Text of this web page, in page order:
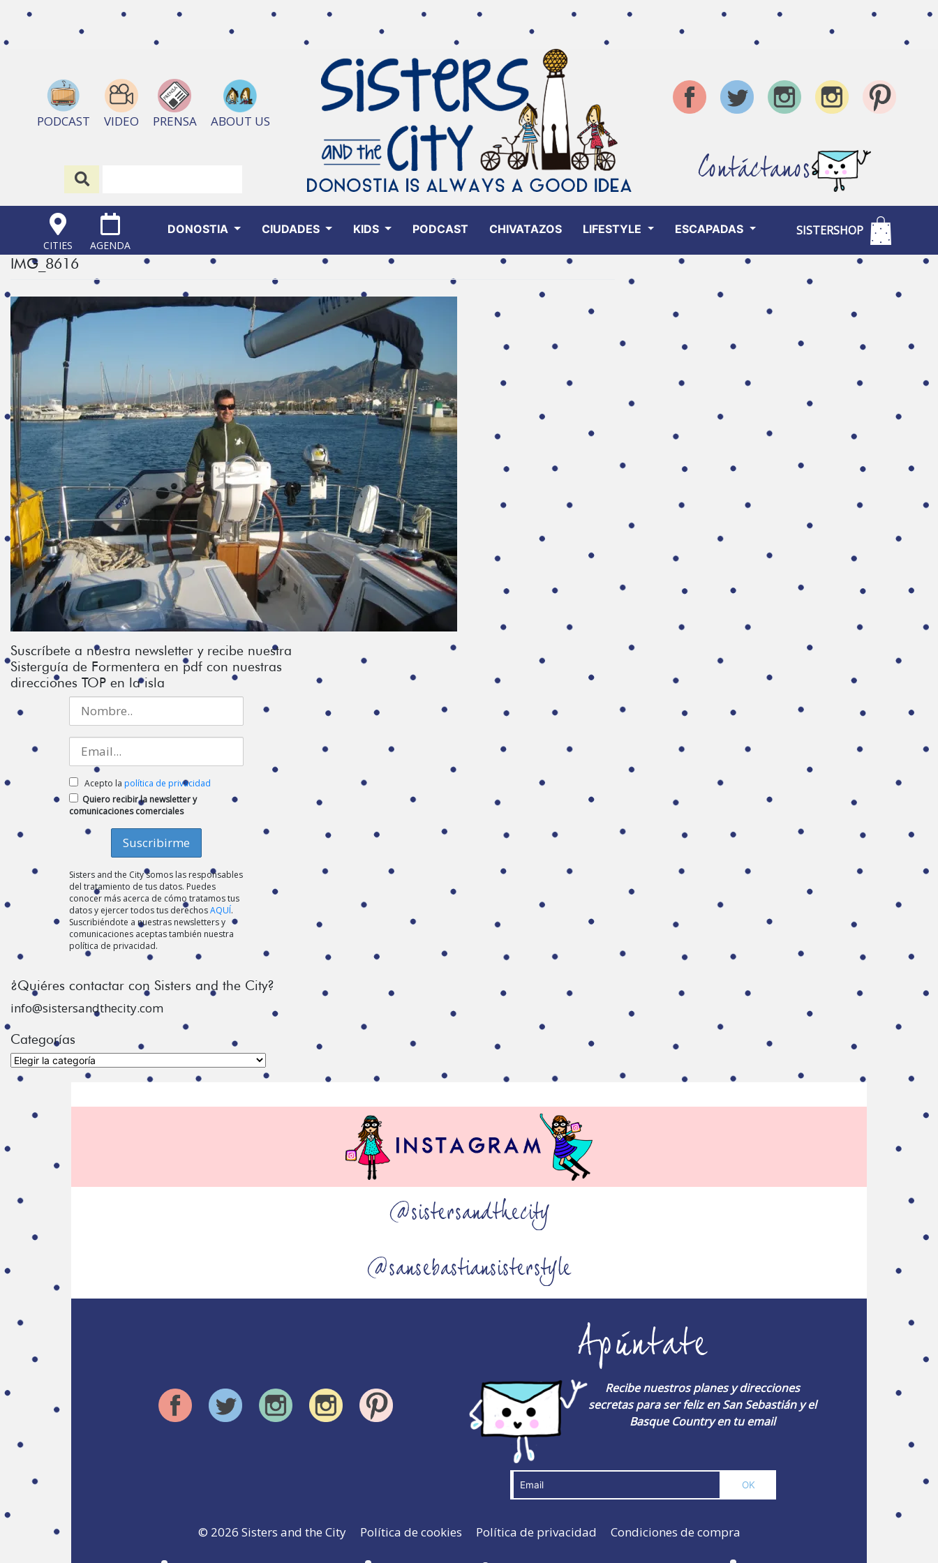
PODCAST VIDEO PRENSA ABOUT US
Contáctanos
CITIES AGENDA
DONOSTIA CIUDADES KIDS PODCAST CHIVATAZOS LIFESTYLE ESCAPADAS SISTERSHOP
IMG_8616
Suscríbete a nuestra newsletter y recibe nuestra
Sisterguía de Formentera en pdf con nuestras
direcciones TOP en la isla
Acepto la política de privacidad
Quiero recibir la newsletter y
comunicaciones comerciales
Sisters and the City somos las responsables
del tratamiento de tus datos. Puedes
conocer más acerca de cómo tratamos tus
datos y ejercer todos tus derechosAQUÍ.
Suscribiéndote a nuestras newsletters y
comunicaciones aceptas también nuestra
política de privacidad.
¿Quiéres contactar con Sisters and the City?
info@sistersandthecity.com
Categorías
Categorías
@sistersandthecity
@sansebastiansisterstyle
Apúntate
Recibe nuestros planes y direcciones
secretas para ser feliz en San Sebastián y el
Basque Country en tu email
© 2026 Sisters and the City Política de cookies Política de privacidad Condiciones de compra